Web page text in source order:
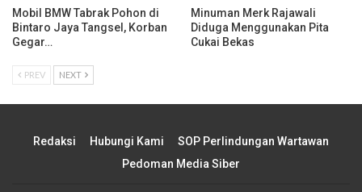
Mobil BMW Tabrak Pohon di
Bintaro Jaya Tangsel, Korban
Gegar…
Minuman Merk Rajawali
Diduga Menggunakan Pita
Cukai Bekas
PREV NEXT
Redaksi Hubungi Kami
SOP Perlindungan Wartawan
Pedoman Media Siber